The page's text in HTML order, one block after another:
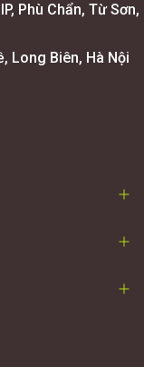
Phù Chẩn, Từ Sơn,
Long Biên, Hà Nội